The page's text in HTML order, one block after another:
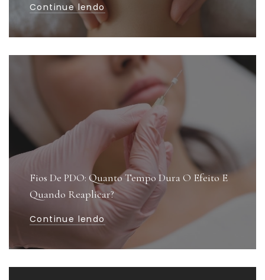
Continue lendo
Fios De PDO: Quanto Tempo Dura O Efeito E
Quando Reaplicar?
Continue lendo